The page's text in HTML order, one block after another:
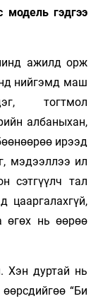
модель гэдгээ
ажилд орж
нийгэмд маш
тогтмол
албаныхан,
ирээд
мэдээллээ ил
сэтгүүлч тал
цааргалахгүй,
өгөх нь өөрөө
Хэн дуртай нь
“Би